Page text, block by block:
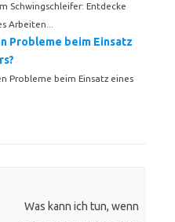
Schwingschleifer: Entdecke
Arbeiten...
Probleme beim Einsatz
Probleme beim Einsatz eines
Was kann ich tun, wenn